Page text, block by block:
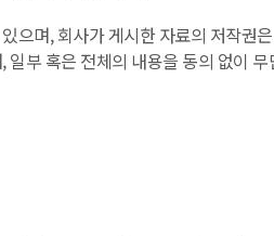
으며, 회사가 게시한 자료의 저작권
부 혹은 전체의 내용을 동의 없이